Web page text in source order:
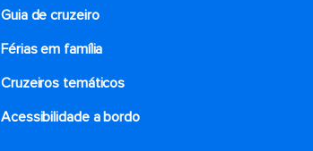
Guia de cruzeiro
Férias em família
Cruzeiros temáticos
Acessibilidade a bordo